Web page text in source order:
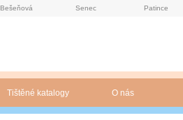
Bešeňová Senec Patince
Tištěné katalogy O nás